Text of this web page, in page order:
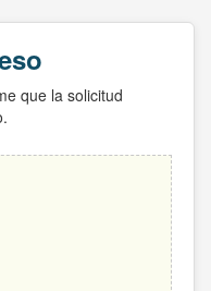
que la solicitud